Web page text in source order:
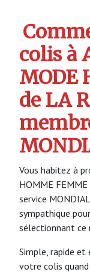
colis à
MODE
de LA
Vous habitez à
HOMME
service
sympathique
sélectionnant ce
Simple, rapide et
votre colis